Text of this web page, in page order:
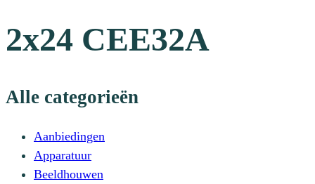
2x24 CEE32A
Alle categorieën
Aanbiedingen
Apparatuur
Beeldhouwen